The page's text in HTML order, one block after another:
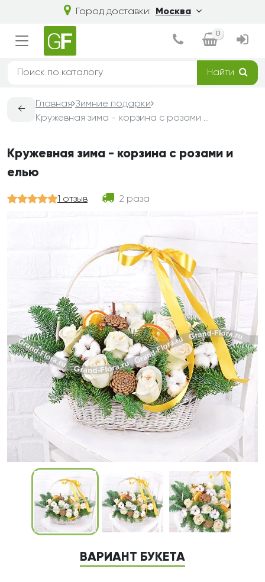
Город доставки: Москва
0
Найти
←
Главная Зимние подарки
Кружевная зима - корзина с розами и елью
Кружевная зима - корзина с розами и
елью
1 отзыв 2 раза
ВАРИАНТ БУКЕТА